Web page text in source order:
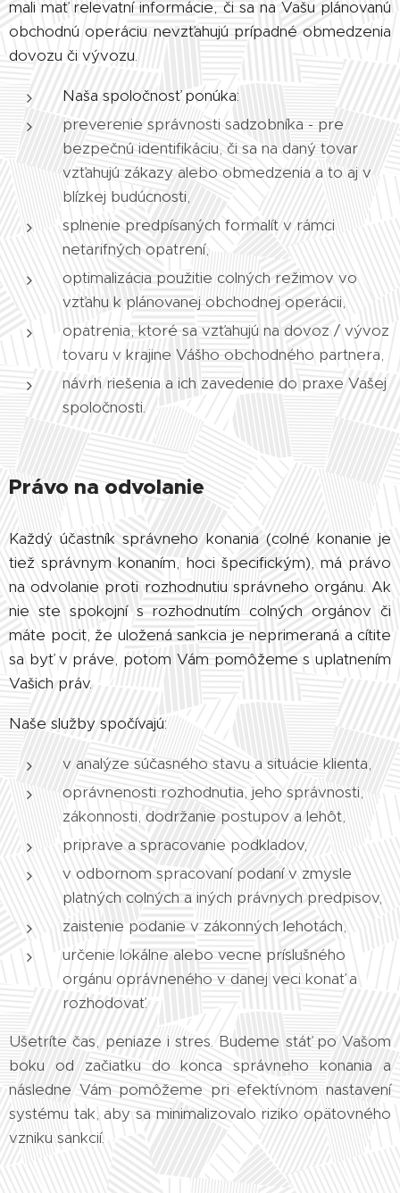
mali mať relevatní informácie, či sa na Vašu plánovanú
obchodnú operáciu nevzťahujú prípadné obmedzenia
dovozu či vývozu.
Naša spoločnosť ponúka:
preverenie správnosti sadzobníka - pre
bezpečnú identifikáciu, či sa na daný tovar
vzťahujú zákazy alebo obmedzenia a to aj v
blízkej budúcnosti,
splnenie predpísaných formalít v rámci
netarifných opatrení,
optimalizácia použitie colných režimov vo
vzťahu k plánovanej obchodnej operácii,
opatrenia, ktoré sa vzťahujú na dovoz / vývoz
tovaru v krajine Vášho obchodného partnera,
návrh riešenia a ich zavedenie do praxe Vašej
spoločnosti.
Právo na odvolanie
Každý účastník správneho konania (colné konanie je
tiež správnym konaním, hoci špecifickým), má právo
na odvolanie proti rozhodnutiu správneho orgánu. Ak
nie ste spokojní s rozhodnutím colných orgánov či
máte pocit, že uložená sankcia je neprimeraná a cítite
sa byť v práve, potom Vám pomôžeme s uplatnením
Vašich práv.
Naše služby spočívajú:
v analýze súčasného stavu a situácie klienta,
oprávnenosti rozhodnutia, jeho správnosti,
zákonnosti, dodržanie postupov a lehôt,
priprave a spracovanie podkladov,
v odbornom spracovaní podaní v zmysle
platných colných a iných právnych predpisov,
zaistenie podanie v zákonných lehotách,
určenie lokálne alebo vecne príslušného
orgánu oprávneného v danej veci konať a
rozhodovať.
Ušetríte čas, peniaze i stres. Budeme stáť po Vašom
boku od začiatku do konca správneho konania a
následne Vám pomôžeme pri efektívnom nastavení
systému tak, aby sa minimalizovalo riziko opätovného
vzniku sankcií.